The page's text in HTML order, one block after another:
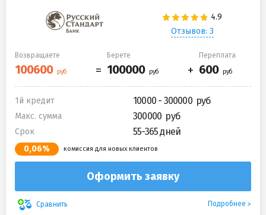
Отзывов: 3
Возвращаете Берете Переплата
1й кредит 10000 - 300000
Макс. сумма 300000
Срок 55-365 дней
0,06% комиссия для новых клиентов
Оформить заявку
Сравнить Подробнее